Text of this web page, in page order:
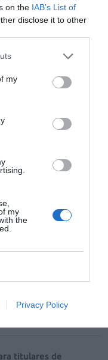
on the IAB’s List of
disclose it to other
my
my
the
Privacy Policy
con toda la
mes de mayo de
horarios, guardias y
relevantes.
de manera directa
sin tabaco, las
su compromiso con la
2011
el 2, 4 y 5 de mayo un
con el objetivo de
medio ambulatorio,
y orientar sobre las
titulares de